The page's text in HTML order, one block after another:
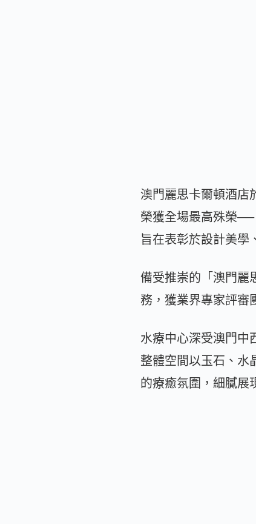
澳門麗思卡爾頓酒店
榮獲全場最高殊榮
旨在表彰於設計美學
備受推崇的「澳門麗
務，獲業界專家評審
水療中心深受澳門中
整體空間以玉石、水
的療癒氛圍，細膩展